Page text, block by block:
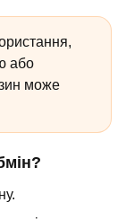
або
може